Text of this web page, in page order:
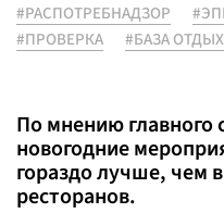
#РАСПОТРЕБНАДЗОР
#ПРОВЕРКА
#БАЗА
По мнению главного
новогодние
гораздо лучше, чем
ресторанов.